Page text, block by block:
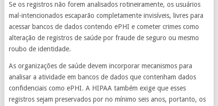
Se os registros não forem analisados rotineiramente, os usuários
mal-intencionados escaparão completamente invisíveis, livres para
acessar bancos de dados contendo ePHI e cometer crimes como
alteração de registros de saúde por fraude de seguro ou mesmo
roubo de identidade.
As organizações de saúde devem incorporar mecanismos para
analisar a atividade em bancos de dados que contenham dados
confidenciais como ePHI. A HIPAA também exige que esses
registros sejam preservados por no mínimo seis anos, portanto, os